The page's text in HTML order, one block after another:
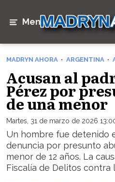
Menú
MADRYN AHORA ARGENTINA
Acusan al
Pérez por
de una menor
Martes, 31 de marzo de 2026
Un hombre fue detenido
denuncia por presunto
menor de 12 años. La
Fiscalía de Delitos contra